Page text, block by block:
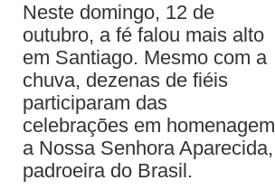
Neste domingo, 12 de
outubro, a fé falou mais alto
em Santiago. Mesmo com a
chuva, dezenas de fiéis
participaram das
celebrações em homenagem
a Nossa Senhora Aparecida,
padroeira do Brasil.